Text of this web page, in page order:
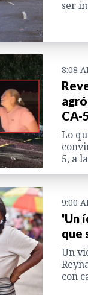
ser
8:08
CA-
Lo
5, a
9:00
'Un
que
Un
con